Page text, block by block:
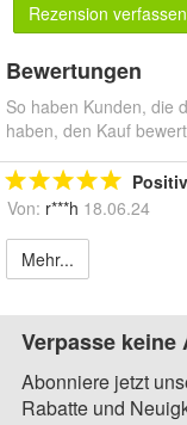
Rezension verfassen
Bewertungen
So haben Kunden, die
haben, den Kauf
Positiv
Von: r***h 18.06.24
Mehr...
Verpasse keine
Abonniere jetzt
Rabatte und